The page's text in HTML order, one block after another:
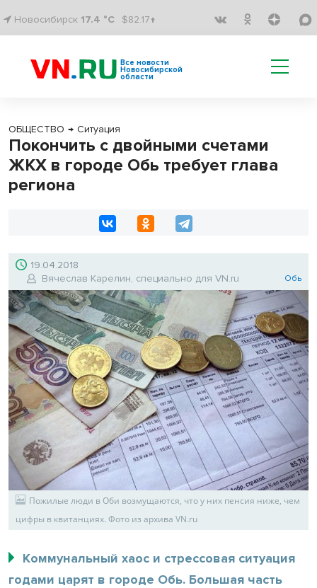
Новосибирск 17.4 °C $82.17↑
Все новости
Новосибирской
области
ОБЩЕСТВО → Ситуация
Покончить с двойными счетами
ЖКХ в городе Обь требует глава
региона
19.04.2018
Вячеслав Карелин, специально для VN.ru
Обь
Пожилые люди в Оби возмущаются, что у них пенсия ниже, чем
цифры в квитанциях. Фото из архива VN.ru
Коммунальный хаос и стрессовая ситуация
годами царят в городе Обь. Большая часть